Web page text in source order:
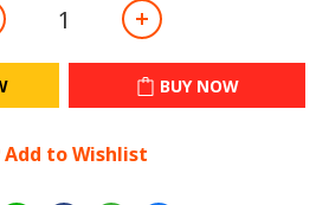
BUY NOW
Add to Wishlist